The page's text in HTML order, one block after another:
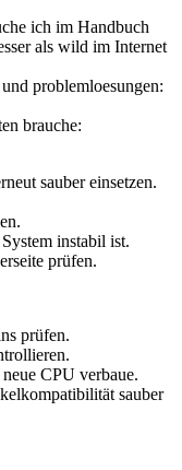
ich im Handbuch
als wild im Internet
problemloesungen:
brauche:
sauber einsetzen.
instabil ist.
prüfen.
prüfen.
CPU verbaue.
sauber